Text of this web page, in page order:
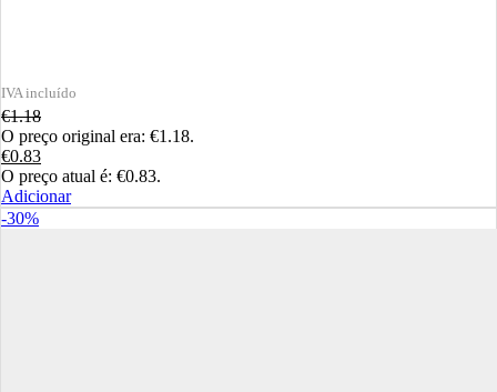
€1.18
O preço original era: €1.18.
€0.83
O preço atual é: €0.83.
Adicionar
-30%